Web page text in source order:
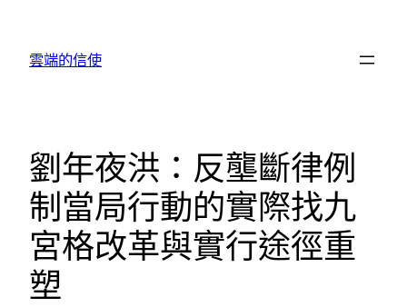
雲端的信使
劉年夜洪：反壟斷律例
制當局行動的實際找九
宮格改革與實行途徑重
塑